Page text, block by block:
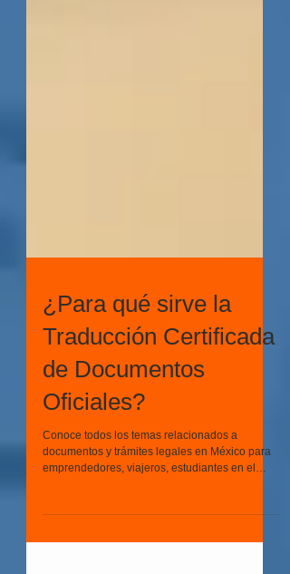
¿Para qué sirve la
Traducción Certificada
de Documentos
Oficiales?
Conoce todos los temas relacionados a
extranjero, y